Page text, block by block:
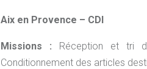
Aix en Provence – CDI
Missions : Réception et tri
Conditionnement des articles